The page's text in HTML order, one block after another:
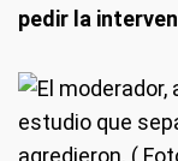
pedir la